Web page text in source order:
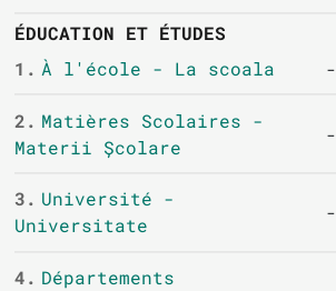
ÉDUCATION ET ÉTUDES
1. À l'école - La scoala -
2. Matières Scolaires -
Materii Școlare
-
3. Université -
Universitate
-
4. Départements